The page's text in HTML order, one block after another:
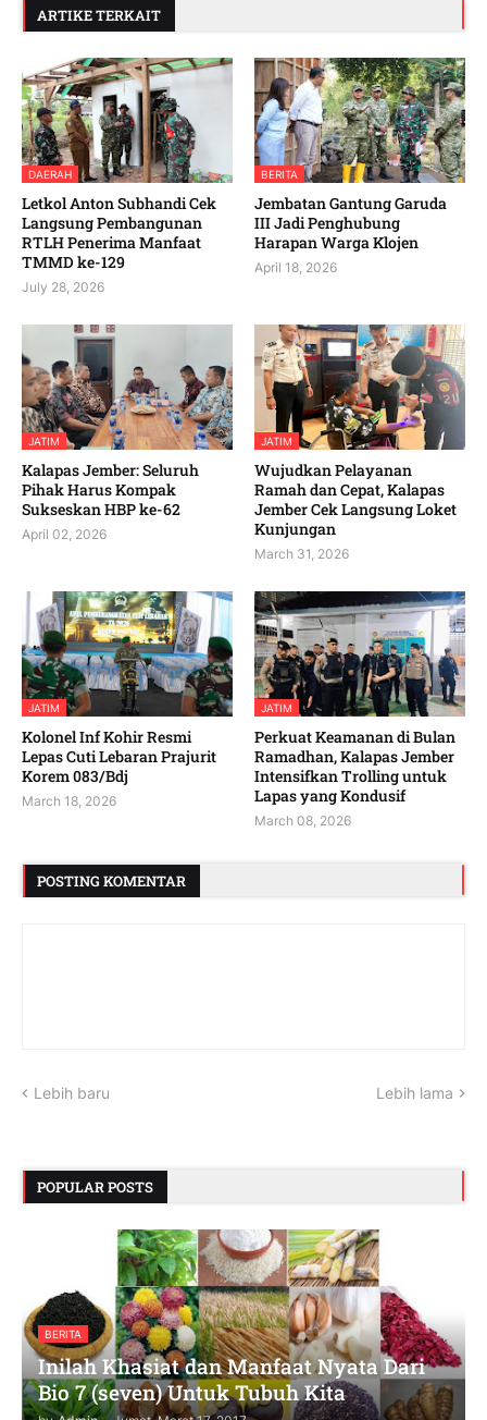
ARTIKE TERKAIT
DAERAH
Letkol Anton Subhandi Cek
Langsung Pembangunan
RTLH Penerima Manfaat
TMMD ke-129
July 28, 2026
BERITA
Jembatan Gantung Garuda
III Jadi Penghubung
Harapan Warga Klojen
April 18, 2026
JATIM
Kalapas Jember: Seluruh
Pihak Harus Kompak
Sukseskan HBP ke-62
April 02, 2026
JATIM
Wujudkan Pelayanan
Ramah dan Cepat, Kalapas
Jember Cek Langsung Loket
Kunjungan
March 31, 2026
JATIM
Kolonel Inf Kohir Resmi
Lepas Cuti Lebaran Prajurit
Korem 083/Bdj
March 18, 2026
JATIM
Perkuat Keamanan di Bulan
Ramadhan, Kalapas Jember
Intensifkan Trolling untuk
Lapas yang Kondusif
March 08, 2026
POSTING KOMENTAR
Lebih baru Lebih lama
POPULAR POSTS
BERITA
Inilah Khasiat dan Manfaat Nyata Dari
Bio 7 (seven) Untuk Tubuh Kita